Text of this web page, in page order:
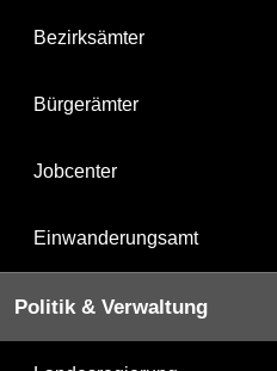
Bezirksämter
Bürgerämter
Jobcenter
Einwanderungsamt
Politik & Verwaltung